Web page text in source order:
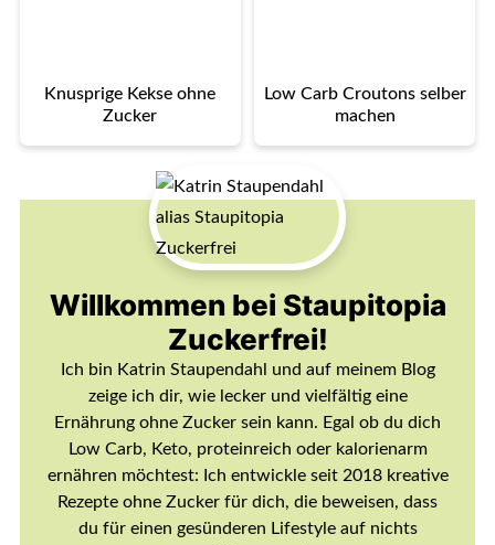
Knusprige Kekse ohne
Zucker
Low Carb Croutons selber
machen
Willkommen bei Staupitopia
Zuckerfrei!
Ich bin Katrin Staupendahl und auf meinem Blog
zeige ich dir, wie lecker und vielfältig eine
Ernährung ohne Zucker sein kann. Egal ob du dich
Low Carb, Keto, proteinreich oder kalorienarm
ernähren möchtest: Ich entwickle seit 2018 kreative
Rezepte ohne Zucker für dich, die beweisen, dass
du für einen gesünderen Lifestyle auf nichts